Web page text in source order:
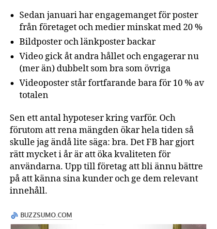
Sedan januari har engagemanget för poster
från företaget och medier minskat med 20 %
Bildposter och länkposter backar
Video gick åt andra hållet och engagerar nu
(mer än) dubbelt som bra som övriga
Videoposter står fortfarande bara för 10 % av
totalen
Sen ett antal hypoteser kring varför. Och
förutom att rena mängden ökar hela tiden så
skulle jag ändå lite säga: bra. Det FB har gjort
rätt mycket i år är att öka kvaliteten för
användarna. Upp till företag att bli ännu bättre
på att känna sina kunder och ge dem relevant
innehåll.